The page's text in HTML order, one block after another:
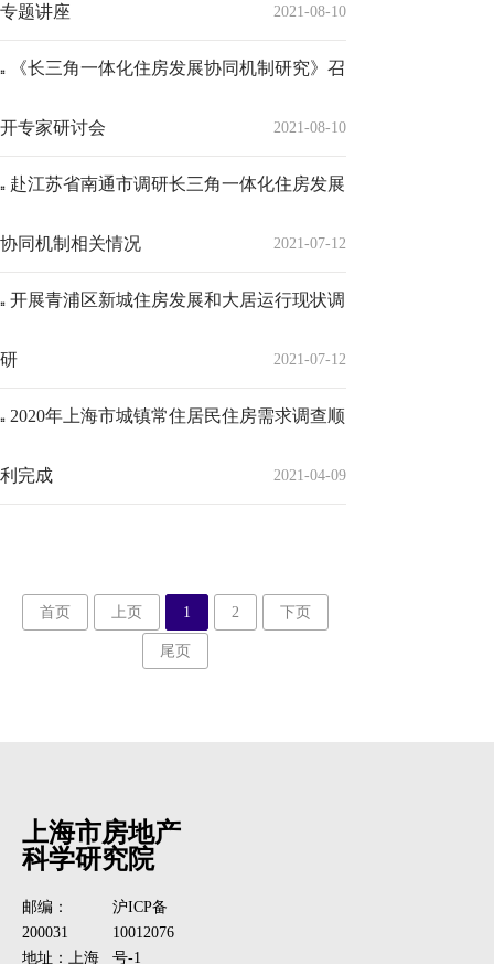
专题讲座 2021-08-10
《长三角一体化住房发展协同机制研究》召
开专家研讨会 2021-08-10
赴江苏省南通市调研长三角一体化住房发展
协同机制相关情况 2021-07-12
开展青浦区新城住房发展和大居运行现状调
研 2021-07-12
2020年上海市城镇常住居民住房需求调查顺
利完成 2021-04-09
首页 上页 1 2 下页
尾页
上海市房地产
科学研究院
邮编：
200031
地址：上海
沪ICP备
10012076
号-1